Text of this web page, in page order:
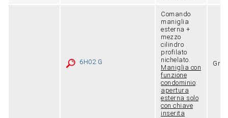
6H02.G
Comando
maniglia
esterna +
mezzo
cilindro
profilato
nichelato.
Maniglia con
funzione
condominio:
apertura
esterna solo
con chiave
inserita